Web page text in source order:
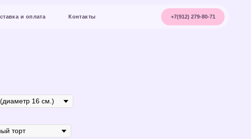
Контакты